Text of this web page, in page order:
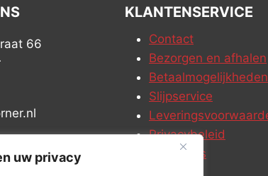
uw privacy
66
KLANTENSERVICE
Contact
Bezorgen en afhalen
Betaalmogelijkheden
Slijpservice
Privacybeleid
Vacatures